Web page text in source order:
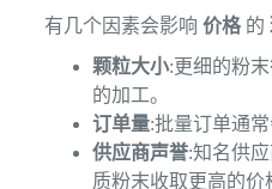
有几个因素会影响 价格的
颗粒大小:更细的粉
的加工。
订单量:批量订单通常
供应商声誉:知名供
质粉末收取更高的价